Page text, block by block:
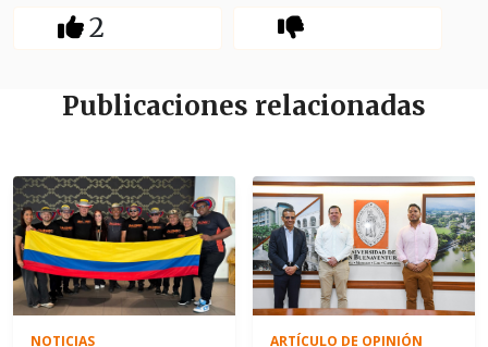
2
Publicaciones relacionadas
NOTICIAS ARTÍCULO DE OPINIÓN